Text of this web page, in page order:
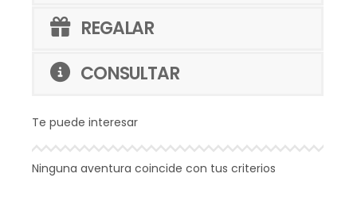
REGALAR
CONSULTAR
Te puede interesar
Ninguna aventura coincide con tus criterios